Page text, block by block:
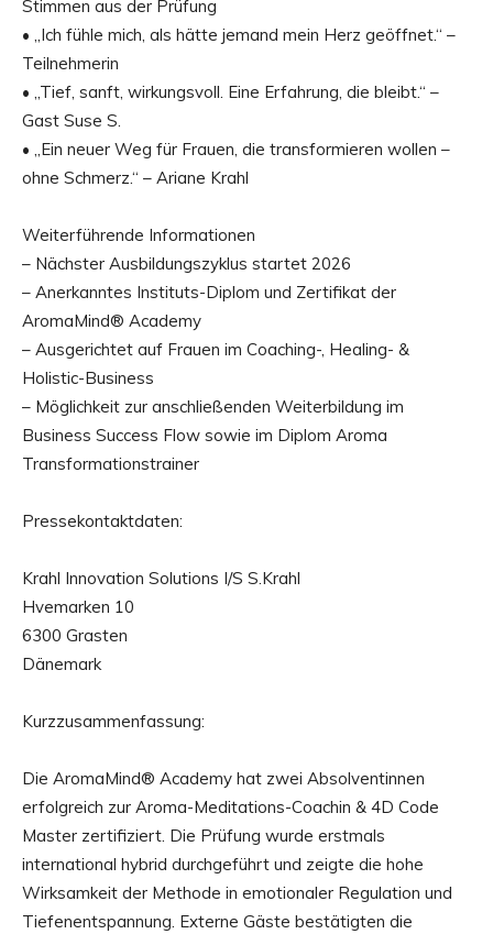
Stimmen aus der Prüfung
• „Ich fühle mich, als hätte jemand mein Herz geöffnet.“ –
Teilnehmerin
• „Tief, sanft, wirkungsvoll. Eine Erfahrung, die bleibt.“ –
Gast Suse S.
• „Ein neuer Weg für Frauen, die transformieren wollen –
ohne Schmerz.“ – Ariane Krahl
Weiterführende Informationen
– Nächster Ausbildungszyklus startet 2026
– Anerkanntes Instituts-Diplom und Zertifikat der
AromaMind® Academy
– Ausgerichtet auf Frauen im Coaching-, Healing- &
Holistic-Business
– Möglichkeit zur anschließenden Weiterbildung im
Business Success Flow sowie im Diplom Aroma
Transformationstrainer
Pressekontaktdaten:
Krahl Innovation Solutions I/S S.Krahl
Hvemarken 10
6300 Grasten
Dänemark
Kurzzusammenfassung:
Die AromaMind® Academy hat zwei Absolventinnen
erfolgreich zur Aroma-Meditations-Coachin & 4D Code
Master zertifiziert. Die Prüfung wurde erstmals
international hybrid durchgeführt und zeigte die hohe
Wirksamkeit der Methode in emotionaler Regulation und
Tiefenentspannung. Externe Gäste bestätigten die